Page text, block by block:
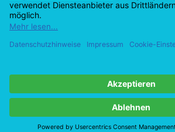
Kundendienst
Mein Konto
© Copyright 2026 Kirschlolli.de – Ihr E-
Deutschland